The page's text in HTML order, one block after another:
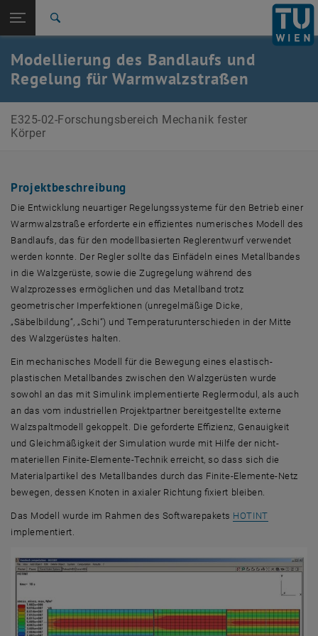
TU Login
Zur 1. Menü Ebene
E325-02-Forschungsbereich Mechanik fester Körper
Zurück: Subseiten von Forschungsprojekte auflisten
Zurück zur letzten Ebene:
Forschungsprojekte
Modellierung des Bandlaufs und
Regelung für Warmwalzstraßen
E325-02-Forschungsbereich Mechanik fester
Körper
Projektbeschreibung
Die Entwicklung neuartiger Regelungssysteme für den Betrieb einer
Warmwalzstraße erforderte ein effizientes numerisches Modell des
Bandlaufs, das für den modellbasierten Reglerentwurf verwendet
werden konnte. Der Regler sollte das Einfädeln eines Metallbandes
in die Walzgerüste, sowie die Zugregelung während des
Walzprozesses ermöglichen und das Metallband trotz
geometrischer Imperfektionen (unregelmäßige Dicke,
„Säbelbildung“, „Schi“) und Temperaturunterschieden in der Mitte
des Walzgerüstes halten.
Ein mechanisches Modell für die Bewegung eines elastisch-
plastischen Metallbandes zwischen den Walzgerüsten wurde
sowohl an das mit Simulink implementierte Reglermodul, als auch
an das vom industriellen Projektpartner bereitgestellte externe
Walzspaltmodell gekoppelt. Die geforderte Effizienz, Genauigkeit
und Gleichmäßigkeit der Simulation wurde mit Hilfe der nicht-
materiellen Finite-Elemente-Technik erreicht, so dass sich die
Materialpartikel des Metallbandes durch das Finite-Elemente-Netz
bewegen, dessen Knoten in axialer Richtung fixiert bleiben.
Das Modell wurde im Rahmen des Softwarepakets HOTINT, öffnet
implementiert.